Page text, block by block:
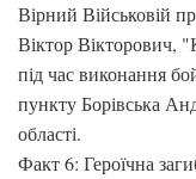
Вірний Військовій
Віктор Вікторович,
під час виконання
пункту Борівська
області.
Факт 6: Героїчна